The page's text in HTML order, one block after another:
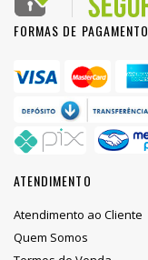
FORMAS DE PAGAMENTO
ATENDIMENTO
Atendimento ao Cliente
Quem Somos